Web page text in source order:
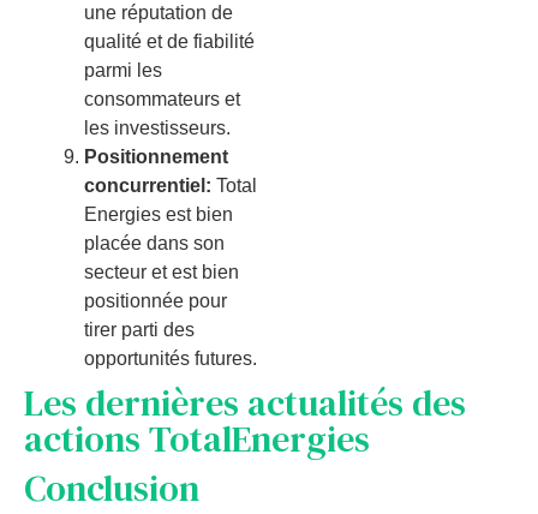
une réputation de
qualité et de fiabilité
parmi les
consommateurs et
les investisseurs.
Positionnement
concurrentiel: Total
Energies estbien
placée dans son
secteur etestbien
positionnée pour
tirer parti des
opportunités futures.
Les dernières actualités des
actions TotalEnergies
Conclusion